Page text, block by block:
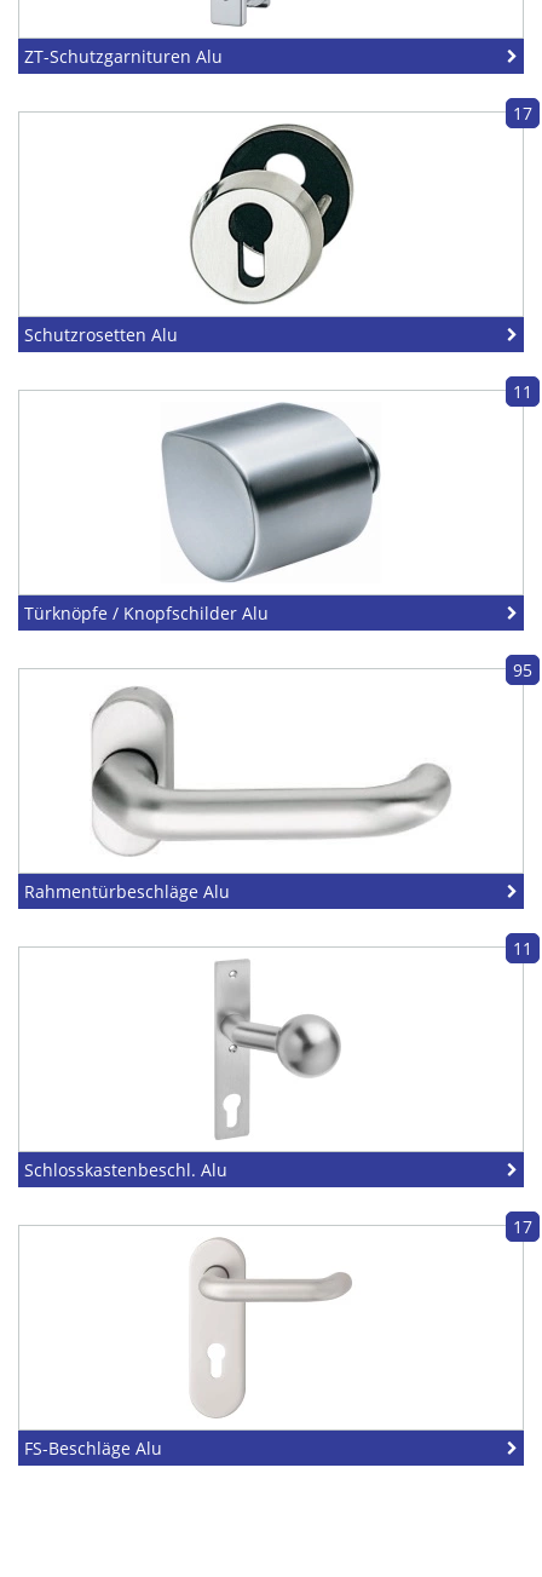
ZT-Schutzgarnituren Alu
17
Schutzrosetten Alu
11
Türknöpfe / Knopfschilder Alu
95
Rahmentürbeschläge Alu
11
Schlosskastenbeschl. Alu
17
FS-Beschläge Alu